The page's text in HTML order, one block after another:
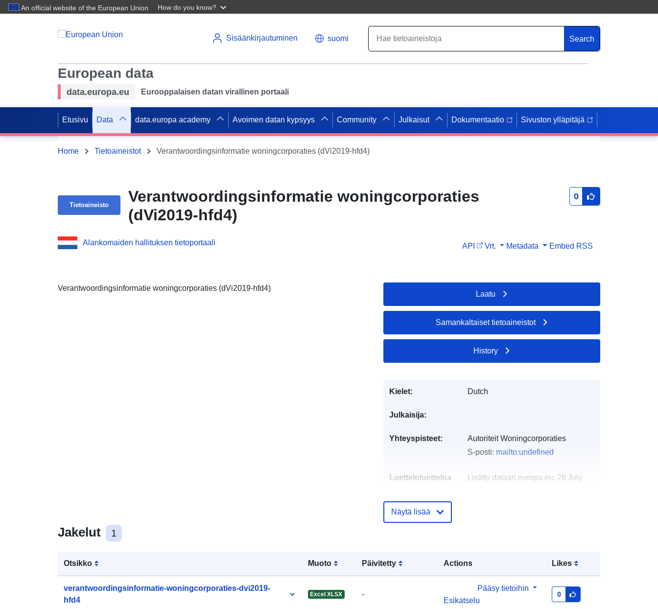
An official website of the European Union How do you know?
Sisäänkirjautuminen suomi Search
European data
data.europa.eu Eurooppalaisen datan virallinen portaali
Etusivu Data data.europa academy Avoimen datan kypsyys Community Julkaisut Dokumentaatio Sivuston ylläpitäjä
Home Tietoaineistot Verantwoordingsinformatie woningcorporaties (dVi2019-hfd4)
Tietoaineisto
Verantwoordingsinformatie woningcorporaties
(dVi2019-hfd4)
0
Alankomaiden hallituksen tietoportaali API Vrt. Metadata Embed RSS
Verantwoordingsinformatie woningcorporaties (dVi2019-hfd4)
Jakelut 1
Otsikko Muoto Päivitetty Actions Likes
verantwoordingsinformatie-woningcorporaties-dvi2019-
hfd4
Excel XLSX -
Pääsy tietoihin
Esikatselu
0
Laatu
Samankaltaiset tietoaineistot
History
Kielet: Dutch
Julkaisija:
Yhteyspisteet:
Autoriteit Woningcorporaties
S-posti: mailto:undefined
Luetteloluetteloa
Lisätty dataan.europa.eu: 28 July
woningcorporaties-dvi2019-hfd4
annual
Näytä lisää